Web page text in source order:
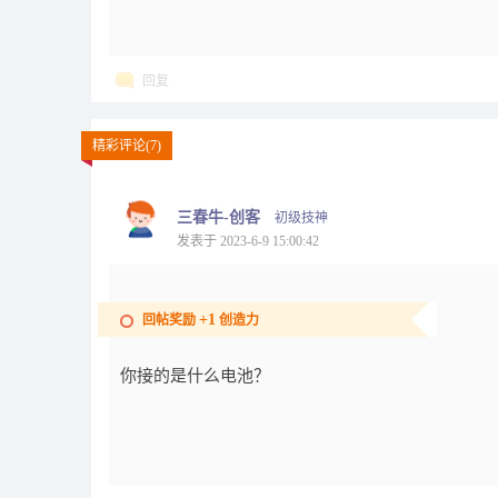
回复
精彩评论(7)
三春牛-创客
初级技神
发表于 2023-6-9 15:00:42
回帖奖励 +1 创造力
你接的是什么电池？